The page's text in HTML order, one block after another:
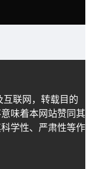
互联网，转载目的
味着本网站赞同其
学性、严肃性等作